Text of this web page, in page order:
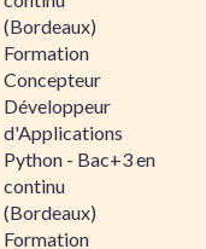
(Bordeaux)
Formation
Concepteur
Développeur
d'Applications
Python - Bac+3 en
continu
(Bordeaux)
Formation